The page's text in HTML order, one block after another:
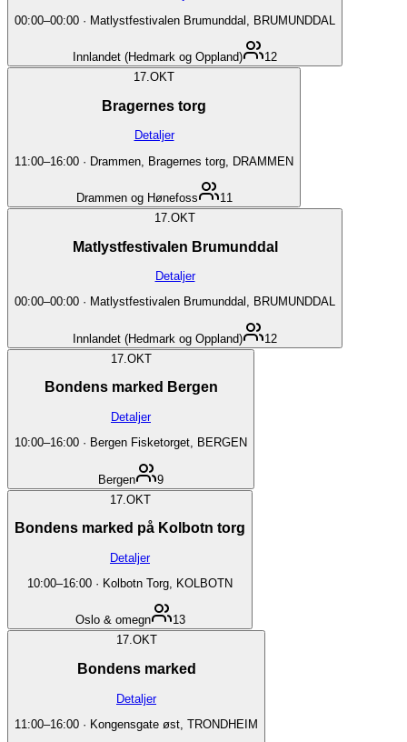
00:00–00:00 · Matlystfestivalen Brumunddal, BRUMUNDDAL
Innlandet (Hedmark og Oppland)
12
17.OKT
Bragernes torg
Detaljer
11:00–16:00 · Drammen, Bragernes torg, DRAMMEN
Drammen og Hønefoss
11
17. OKT
Matlystfestivalen Brumunddal
Detaljer
00:00–00:00 · Matlystfestivalen Brumunddal, BRUMUNDDAL
Innlandet (Hedmark og Oppland)
12
17. OKT
Bondens marked Bergen
Detaljer
10:00–16:00 · Bergen Fisketorget, BERGEN
Bergen
9
17. OKT
Bondens marked på Kolbotn torg
Detaljer
10:00–16:00 · Kolbotn Torg, KOLBOTN
Oslo & omegn
13
17.OKT
Bondens marked
Detaljer
11:00–16:00 · Kongensgate øst, TRONDHEIM